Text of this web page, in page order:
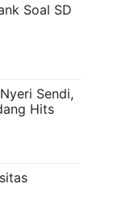
Soal SD
Sendi,
Hits